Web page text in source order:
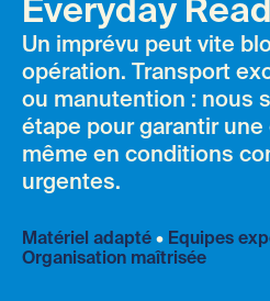
Un imprévu peut vite
opération. Transport
ou manutention : nous
étape pour garantir
même en conditions
urgentes.
Matériel adapté• Equipes
Organisation maîtrisée
Everyday